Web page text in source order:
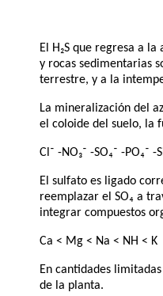
El H₂S que regresa a
y rocas sedimentarias
terrestre, y a la
La mineralización del
el coloide del suelo, la
Cl⁻ -NO₃⁻ -SO₄⁻ -PO₄⁻ -
El sulfato es ligado
reemplazar el SO₄ a
integrar compuestos
Ca < Mg < Na < NH < K
En cantidades
de la planta.